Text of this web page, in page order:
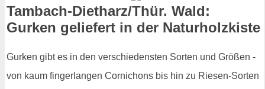
Tambach-Dietharz/Thür. Wald:
Gurken geliefert in der Naturholzkiste
Gurken gibt es in den verschiedensten Sorten und Größen -
von kaum fingerlangen Cornichons bis hin zu Riesen-Sorten